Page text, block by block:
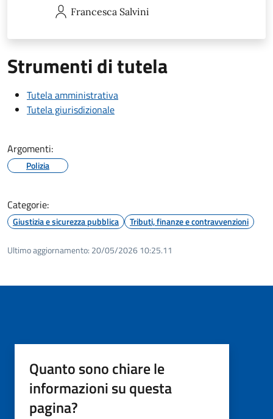
Francesca Salvini
Strumenti di tutela
Tutela amministrativa
Tutela giurisdizionale
Argomenti:
Polizia
Categorie:
Giustizia e sicurezza pubblica Tributi, finanze e contravvenzioni
Ultimo aggiornamento: 20/05/2026 10:25.11
Quanto sono chiare le
informazioni su questa
pagina?